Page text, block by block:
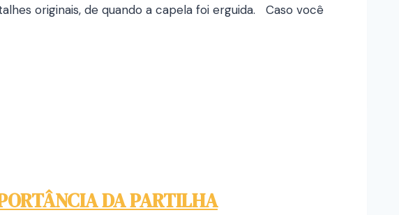
originais, de quando a capela foi erguida. Caso você
DA PARTILHA